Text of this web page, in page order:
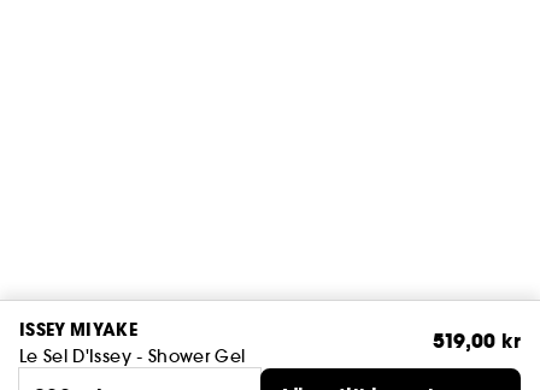
ISSEY MIYAKE
Le Sel D'Issey - Shower Gel
519,00 kr